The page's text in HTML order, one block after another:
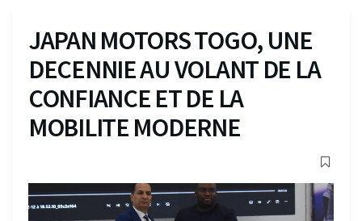
JAPAN MOTORS TOGO, UNE
DECENNIE AU VOLANT DE LA
CONFIANCE ET DE LA
MOBILITE MODERNE